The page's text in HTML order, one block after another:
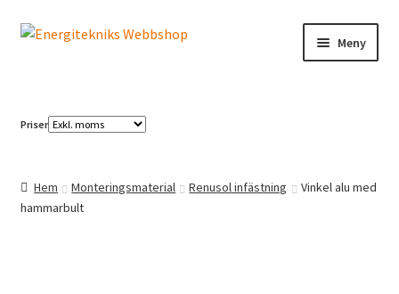
Hoppa
Hoppa
Meny
Solcellspaneler
Växelriktare
Priser
Hem Monteringsmaterial Renusol infästning
Vinkel alu med
hammarbult